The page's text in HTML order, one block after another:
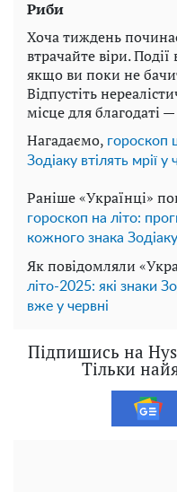
Риби
Хоча тиждень
втрачайте віри.
якщо ви поки не
Відпустіть
місце для благодаті
Нагадаємо, гороскоп
Зодіаку втілять мрії у
Раніше «Українці»
гороскоп на літо:
кожного знака Зодіаку
Як повідомляли
літо-2025: які знаки
вже у червні
Підпишись на
Тільки